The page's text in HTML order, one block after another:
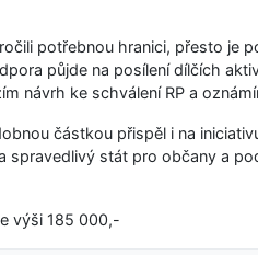
potřebnou hranici, přesto je
půjde na posílení dílčích
návrh ke schválení RP a
částkou přispěl i na
spravedlivý stát pro občany a
výši 185 000,-